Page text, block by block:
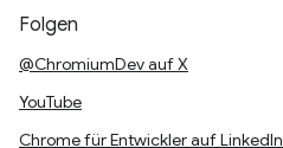
Folgen
@ChromiumDev auf X
YouTube
Chrome für Entwickler auf LinkedIn